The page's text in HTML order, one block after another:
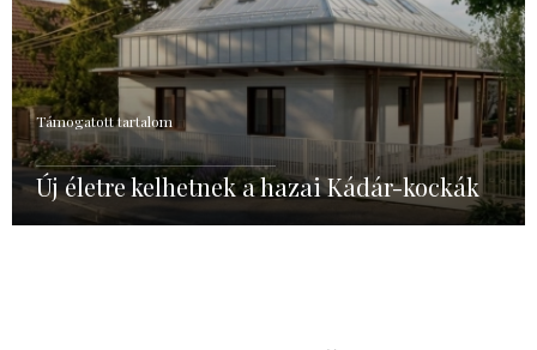
Támogatott tartalom
Új életre kelhetnek a hazai Kádár-kockák